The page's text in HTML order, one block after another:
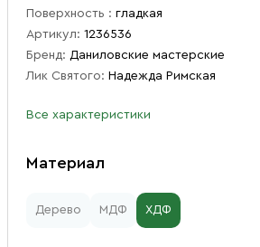
Поверхность : гладкая
Артикул: 1236536
Бренд: Даниловские мастерские
Лик Святого: Надежда Римская
Все характеристики
Материал
Дерево МДФ ХДФ